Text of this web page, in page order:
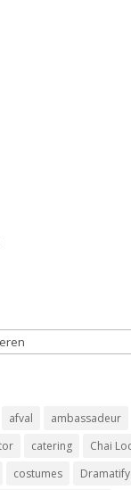
afval ambassadeur
catering
Chai
costumes Dramatify